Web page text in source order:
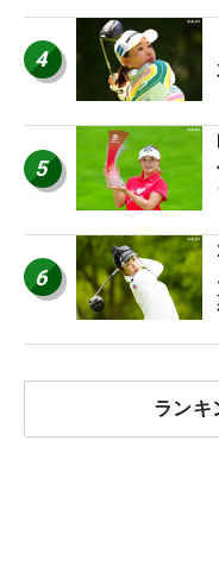
4
5
6
ランキ